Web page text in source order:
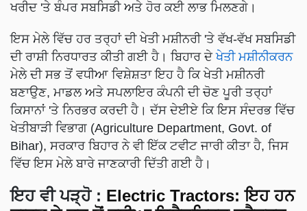
ਖਰੀਦ 'ਤੇ ਬੰਪਰ ਸਬਸਿਡੀ ਅਤੇ ਹੋਰ ਕਈ ਲਾਭ ਮਿਲਣਗੇ।
ਇਸ ਮੇਲੇ ਵਿੱਚ ਹਰ ਤਰ੍ਹਾਂ ਦੀ ਖੇਤੀ ਮਸ਼ੀਨਰੀ 'ਤੇ ਵੱਖ-ਵੱਖ ਸਬਸਿਡੀ
ਦੀ ਰਾਸ਼ੀ ਨਿਰਧਾਰਤ ਕੀਤੀ ਗਈ ਹੈ। ਬਿਹਾਰ ਦੇਖੇਤੀ ਮਸ਼ੀਨੀਕਰਨ
ਮੇਲੇ ਦੀ ਸਭ ਤੋਂ ਵਧੀਆ ਵਿਸ਼ੇਸ਼ਤਾ ਇਹ ਹੈ ਕਿ ਖੇਤੀ ਮਸ਼ੀਨਰੀ
ਬਣਾਉਣ, ਮਾਡਲ ਅਤੇ ਸਪਲਾਇਰ ਕੰਪਨੀ ਦੀ ਚੋਣ ਪੂਰੀ ਤਰ੍ਹਾਂ
ਕਿਸਾਨਾਂ 'ਤੇ ਨਿਰਭਰ ਕਰਦੀ ਹੈ। ਦੱਸ ਦੇਈਏ ਕਿ ਇਸ ਸੰਦਰਭ ਵਿੱਚ
ਖੇਤੀਬਾੜੀ ਵਿਭਾਗ (Agriculture Department, Govt. of
Bihar), ਸਰਕਾਰ ਬਿਹਾਰ ਨੇ ਵੀ ਇੱਕ ਟਵੀਟ ਜਾਰੀ ਕੀਤਾ ਹੈ, ਜਿਸ
ਵਿੱਚ ਇਸ ਮੇਲੇ ਬਾਰੇ ਜਾਣਕਾਰੀ ਦਿੱਤੀ ਗਈ ਹੈ।
ਇਹ ਵੀ ਪੜ੍ਹੋ : Electric Tractors: ਇਹ ਹਨ